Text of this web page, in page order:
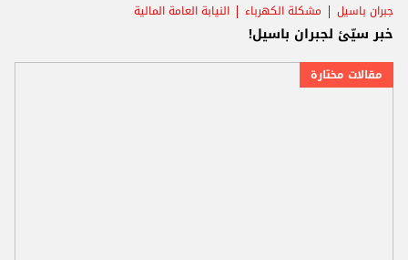
جبران باسيل مشكلة الكهرباء النيابة العامة المالية
خبر سيّئ لجبران باسيل!
مقالات مختارة